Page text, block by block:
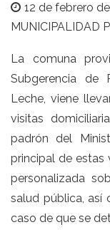
12 de febrero
MUNICIPALIDAD
La comuna
Subgerencia de
Leche, viene
visitas
padrón del
principal de estas
personalizada
salud pública, así
caso de que se